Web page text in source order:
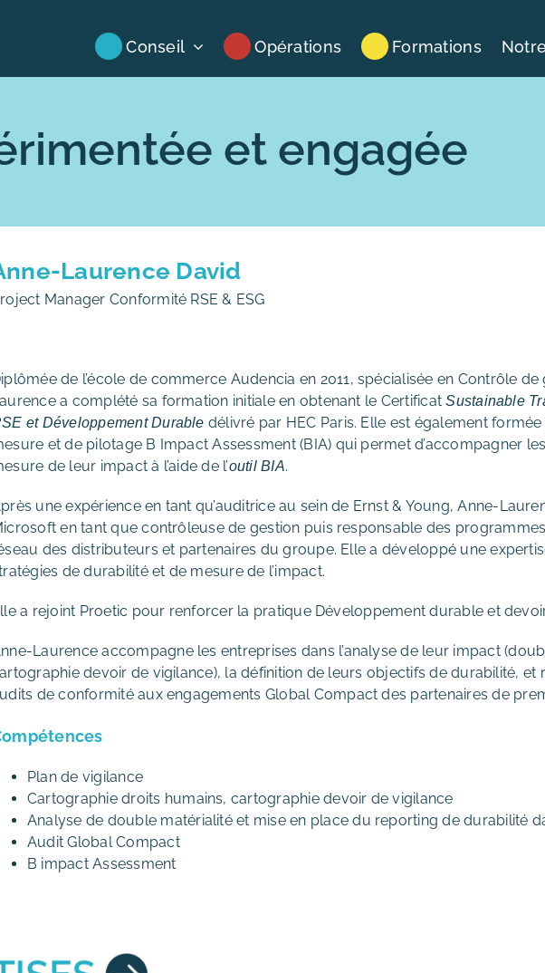
Conseil Opérations Formations
et engagée
Laurence David
Manager Conformité RSE & ESG
de l’école de commerce Audencia en 2011, spécialisée en Contrôle
a complété sa formation initiale en obtenant le CertificatSustainable
et Développement Durable délivré par HEC Paris. Elle est également
et de pilotage B Impact Assessment (BIA) qui permet d’accompagner
de leur impact à l’aide de l’outil BIA.
une expérience en tant qu’auditrice au sein de Ernst & Young, Anne-
en tant que contrôleuse de gestion puis responsable des
des distributeurs et partenaires du groupe. Elle a développé une
de durabilité et de mesure de l’impact.
a rejoint Proetic pour renforcer la pratique Développement durable et
Laurence accompagne les entreprises dans l’analyse de leur impact
devoir de vigilance), la définition de leurs objectifs de durabilité, et
de conformité aux engagements Global Compact des partenaires de
Plan de vigilance
Cartographie droits humains, cartographie devoir de vigilance
Analyse de double matérialité et mise en place du reporting de durabilité
Audit Global Compact
B impact Assessment